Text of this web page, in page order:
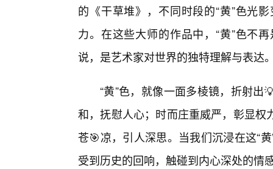
的《干草堆》，不同时段的“黄”色光
力。在这些大师的作品中，“黄”色不
说，是艺术家对世界的独特理解与表达
“黄”色，就像一面多棱镜，折射
和，抚慰人心；时而庄重威严，彰显
苍🎯凉，引人深思。当我们沉浸在这“
受到历史的回响，触碰到内心深处的情